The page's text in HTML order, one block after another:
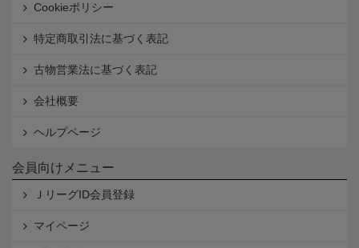
Cookieポリシー
特定商取引法に基づく表記
古物営業法に基づく表記
会社概要
ヘルプページ
会員向けメニュー
ＪリーグID会員登録
マイページ